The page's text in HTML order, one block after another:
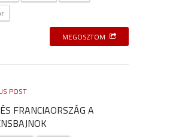
MEGOSZTOM
POST
FRANCIAORSZÁG A